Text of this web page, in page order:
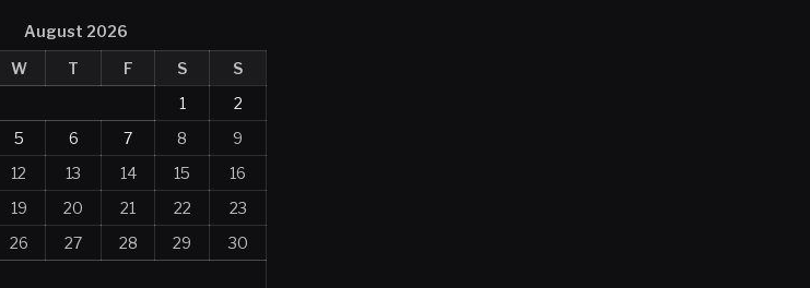
August 2026
W T F S
S
1
2
5 6 7 8
9
12 13 14 15
16
19 20 21 22
23
26 27 28 29
30